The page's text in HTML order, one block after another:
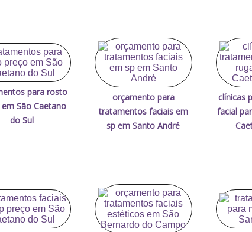
para rosto
São Caetano
do Sul
orçamento para
tratamentos faciais em
sp em Santo André
clínicas
facial